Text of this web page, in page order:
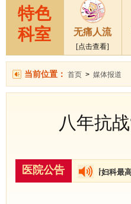
特色
科室
无痛人流
[点击查看]
当前位置： 首页 > 媒体报道
八年抗
医院公告
展大型公益援助活动，看妇科最高